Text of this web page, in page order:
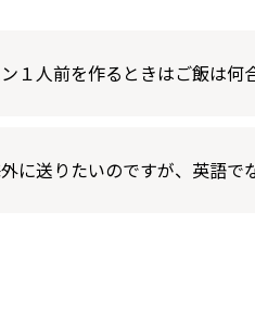
１人前を作るときはご飯は
に送りたいのですが、英語で